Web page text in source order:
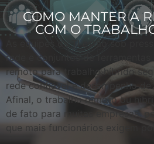
COMO MANTER A
COM O
As equipes de TI estão sob
rede e conjuntos de
remoto para trabalho híbrido
rede confiável e desempenho
Afinal, o trabalho remoto ou
de fato para muitas empresas,
que mais funcionários exigem